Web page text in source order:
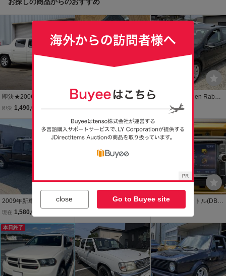
即決★2006年モデル リッ
ジライン RTL 左ハンドル
ートヒーター RTS17AW
即決 1,490,000円
東京マルイglock17グロッ
フレーム内部パーツ有/下
半分ガスブローバックGB
B用gen4gen5不可
現在 100円
2007 Volkswagen Rabbit
2.5 Mk5 4ドア サンルーフ
クルーズコントロール 実
走行118040km 米国VW 3
ナンバー予備検査渡し US
DM 北米
現在 698,000
2009年新車並行 タコマ
アクセスキャブSR-5 2W
D ナビ バックカメラ
走行81400マイル 車検
令和9年8月
現在 1,580,000
【諸費用コミ】返金保証
付:2005年 米国日産 タイ
タン新車並行車!4WD!クル
ーキャブ!4ドア!6人乗り!
ベンチシート!コラムAT
本日終了
H28年式ザビートル(DBA-
16CBZ)純正ナビ Clario
n製
本日終了
close Go to Buyee site